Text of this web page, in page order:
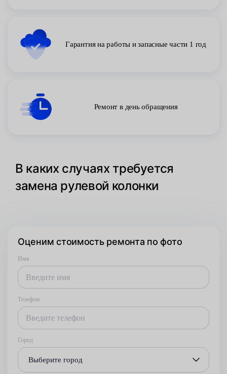
Гарантия на работы и запасные части 1 год
Ремонт в день обращения
В каких случаях требуется
замена рулевой колонки
Оценим стоимость ремонта по фото
Имя
Телефон
Город
Выберите город